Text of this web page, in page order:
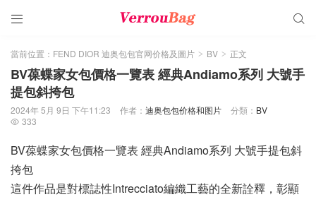
 
當前位置： FEND DIOR 迪奥包包官网价格及圖片 > BV > 正文
BV葆蝶家女包價格一覽表 經典Andiamo系列 大號手
提包斜挎包
2024年 5月 9日 下午11:23 作者： 迪奥包包价格和图片 分類： BV
 333
BV葆蝶家女包價格一覽表 經典Andiamo系列 大號手提包斜
挎包
這件作品是對標誌性Intrecciato編織工藝的全新詮釋，彰顯